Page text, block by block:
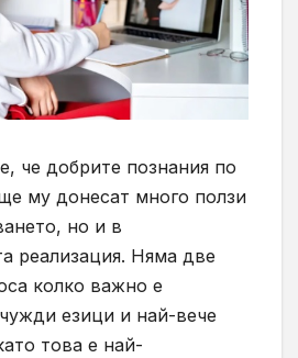
че добрите познания по
му донесат много ползи
но и в
реализация. Няма две
колко важно е
езици и най-вече
това е най-